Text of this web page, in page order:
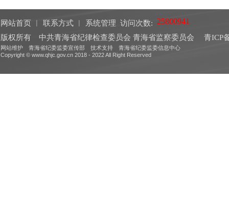
网站首页 联系方式 系统管理 访问次数:
版权所有 中共青海省纪律检查委员会 青海省监察委员会
青ICP
网站维护 青海省纪委监委宣传部 技术支持 青海省纪委监委信息中心
Copyright © www.qhjc.gov.cn 2018 - 2022 All Right Reserved